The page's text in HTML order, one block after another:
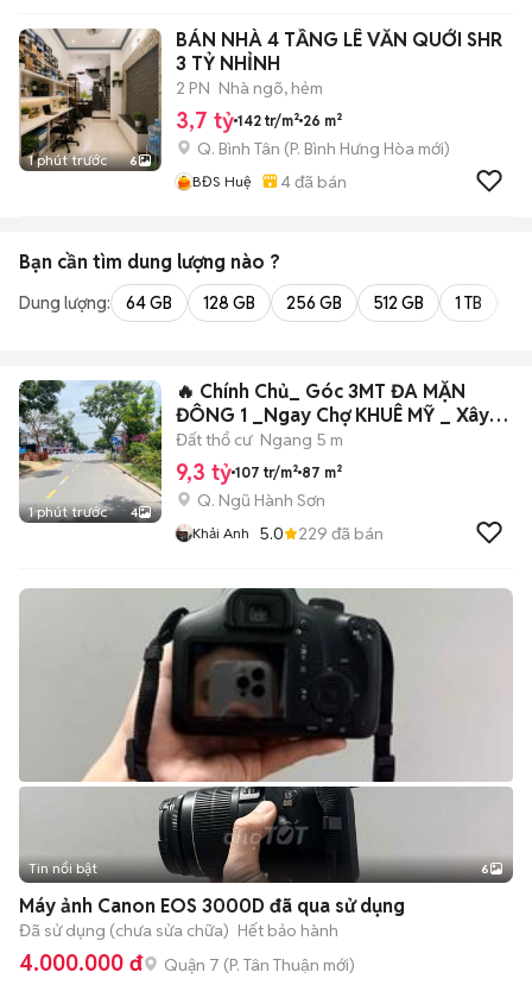
1 phút trước 6
BÁN NHÀ 4 TẦNG LÊ VĂN QUỚI SHR
3 TỶ NHỈNH
2 PN Nhà ngõ, hẻm
3,7 tỷ 142 tr/m² 26 m²
Q. Bình Tân (P. Bình Hưng Hòa mới)
BĐS Huệ 4đã bán
Bạn cần tìm dung lượng nào ?
Dung lượng: 64 GB 128 GB 256 GB 512 GB 1 TB
1 phút trước 4
🔥 Chính Chủ_ Góc 3MT ĐA MẶN
ĐÔNG 1 _Ngay Chợ KHUÊ MỸ _ Xây
Đẹp
Đất thổ cư Ngang 5 m
9,3 tỷ 107 tr/m² 87 m²
Q. Ngũ Hành Sơn
Khải Anh 5.0 229 đã bán
+2
Tin nổi bật 6
Máy ảnh Canon EOS 3000D đã qua sử dụng
Đã sử dụng (chưa sửa chữa) Hết bảo hành
4.000.000 đ Quận 7 (P. Tân Thuận mới)